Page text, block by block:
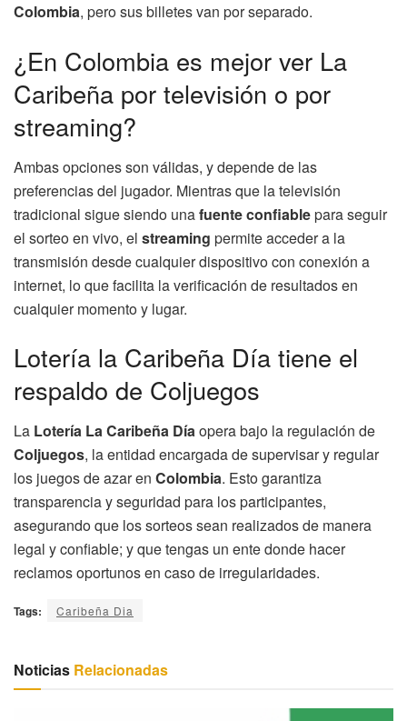
Colombia, pero sus billetes van por separado.
¿En Colombia es mejor ver La
Caribeña por televisión o por
streaming?
Ambas opciones son válidas, y depende de las
preferencias del jugador. Mientras que la televisión
tradicional sigue siendo unafuente confiablepara seguir
el sorteo en vivo, el streaming permite acceder a la
transmisión desde cualquier dispositivo con conexión a
internet, lo que facilita la verificación de resultados en
cualquier momento y lugar.
Lotería la Caribeña Día tiene el
respaldo de Coljuegos
La Lotería La Caribeña Díaopera bajo la regulación de
Coljuegos, la entidad encargada de supervisar y regular
los juegos de azar en Colombia. Esto garantiza
transparencia y seguridad para los participantes,
asegurando que los sorteos sean realizados de manera
legal y confiable; y que tengas un ente donde hacer
reclamos oportunos en caso de irregularidades.
Tags: Caribeña Dia
Noticias Relacionadas